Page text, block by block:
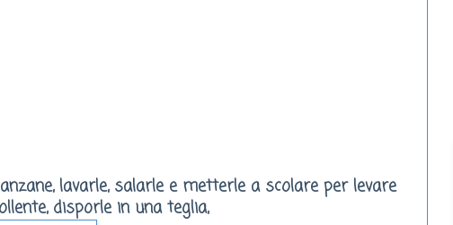
lavarle, salarle e metterle a scolare per levare
disporle in una teglia,